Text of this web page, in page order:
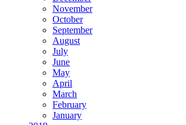
November
October
September
August
July
June
May
April
March
February
January